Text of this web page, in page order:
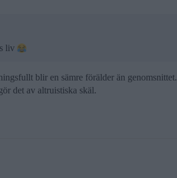
liv
blir en sämre förälder än genomsnittet.
det av altruistiska skäl.